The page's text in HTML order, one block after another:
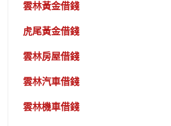
雲林黃金借錢
虎尾黃金借錢
雲林房屋借錢
雲林汽車借錢
雲林機車借錢